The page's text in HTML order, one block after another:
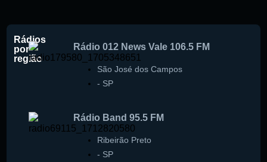
Rádios
por
região
Rádio 012 News Vale 106.5 FM
São José dos Campos
- SP
Rádio Band 95.5 FM
Ribeirão Preto
- SP